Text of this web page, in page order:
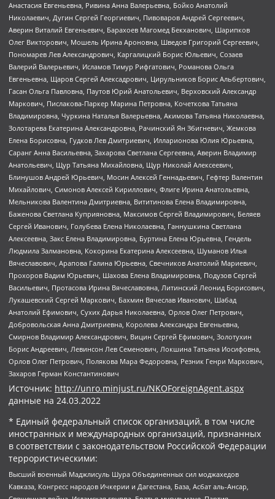
Анастасия Евгеньевна, Ривина Анна Валерьевна, Бойко Анатолий
Николаевич, Дугин Сергей Георгиевич, Пивоваров Андрей Сергеевич,
Аверин Виталий Евгеньевич, Барахоев Магомед Бекханович, Шарипков
Олег Викторович, Мошель Ирина Ароновна, Шведов Григорий Сергеевич,
Пономарев Лев Александрович, Каргалицкий Борис Юльевич, Созаев
Валерий Валерьевич, Исламов Тимур Рифгатович, Романова Ольга
Евгеньевна, Щаров Сергей Алексадрович, Цирульников Борис Альбертович,
Гасан Ольга Павловна, Паутов Юрий Анатольевич, Верховский Александр
Маркович, Пислакова-Паркер Марина Петровна, Кочеткова Татьяна
Владимировна, Чуркина Наталья Валерьевна, Акимова Татьяна Николаевна,
Золотарева Екатерина Александровна, Рачинский Ян Збигневич, Жемкова
Елена Борисовна, Гудков Лев Дмитриевич, Илларионова Юлия Юрьевна,
Саранг Анна Васильевна, Захарова Светлана Сергеевна, Аверин Владимир
Анатольевич, Щур Татьяна Михайловна, Щур Николай Алексеевич,
Блинушов Андрей Юрьевич, Мосин Алексей Геннадьевич, Гефтер Валентин
Михайлович, Симонов Алексей Кириллович, Флиге Ирина Анатольевна,
Мельникова Валентина Дмитриевна, Вититинова Елена Владимировна,
Баженова Светлана Куприяновна, Максимов Сергей Владимирович, Беляев
Сергей Иванович, Голубева Елена Николаевна, Ганнушкина Светлана
Алексеевна, Закс Елена Владимировна, Буртина Елена Юрьевна, Гендель
Людмила Залмановна, Кокорина Екатерина Алексеевна, Шуманов Илья
Вячеславович, Арапова Галина Юрьевна, Свечников Анатолий Мариевич,
Прохоров Вадим Юрьевич, Шахова Елена Владимировна, Подузов Сергей
Васильевич, Протасова Ирина Вячеславовна, Литинский Леонид Борисович,
Лукашевский Сергей Маркович, Бахмин Вячеслав Иванович, Шабад
Анатолий Ефимович, Сухих Дарья Николаевна, Орлов Олег Петрович,
Добровольская Анна Дмитриевна, Королева Александра Евгеньевна,
Смирнов Владимир Александрович, Вицин Сергей Ефимович, Золотухин
Борис Андреевич, Левинсон Лев Семенович, Локшина Татьяна Иосифовна,
Орлов Олег Петрович, Полякова Мара Федоровна, Резник Генри Маркович,
Захаров Герман Константинович
Источник: http://unro.minjust.ru/NKOForeignAgent.aspx
данные на 24.03.2022
* Единый федеральный список организаций, в том числе
иностранных и международных организаций, признанных
в соответствии с законодательством Российской Федерации
террористическими:
Высший военный Маджлисуль Шура Объединенных сил моджахедов
Кавказа, Конгресс народов Ичкерии и Дагестана, База, Асбат аль-Ансар,